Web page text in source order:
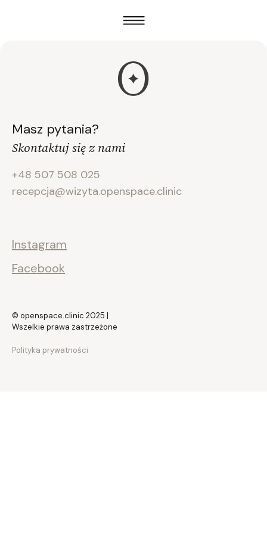
Masz pytania?
Skontaktuj się z nami
+48 507 508 025
recepcja@wizyta.openspace.clinic
Instagram
Facebook
© openspace.clinic 2025 |
Wszelkie prawa zastrzeżone
Polityka prywatności